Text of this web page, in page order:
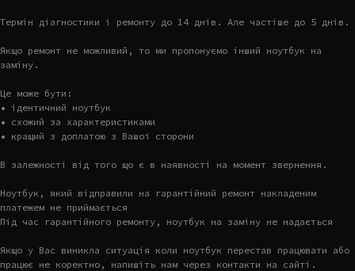
Термін діагностики і ремонту до 14 днів. Але частіше до 5 днів.
Якщо ремонт не можливий, то ми пропонуємо інший ноутбук на
заміну.
Це може бути:
• ідентичний ноутбук
• схожий за характеристиками
• кращий з доплатою з Вашої сторони
В залежності від того що є в наявності на момент звернення.
Ноутбук, який відправили на гарантійний ремонт накладеним
платежем не приймається
Під час гарантійного ремонту, ноутбук на заміну не надається
Якщо у Вас виникла ситуація коли ноутбук перестав працювати або
працює не коректно, напишіть нам через контакти на сайті.